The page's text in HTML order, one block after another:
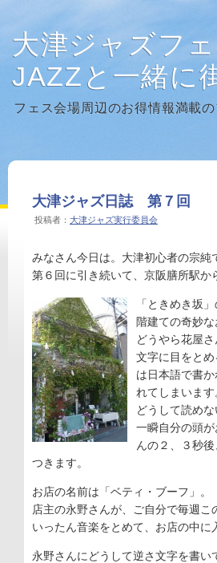
大津ジャズフ
JAZZと一緒に
フェス会場周辺のお得情報満載の
大津ジャズ日誌 第７回
投稿者： 大津ジャズ実行委員会
みなさん今日は。大津初心者の宗純
第６回に引き続いて、京阪膳所駅
「ときめき坂
階建ての奇妙な
どうやら花屋
文字に目をと
は日本語で書
れてしまいます
どうして読め
一瞬自分の頭
んの２、３秒
つきます。
お店の名前は「ベティ・ブーフ」。
店主の永野さんが、ご自分で毎週
いったん音楽をとめて、お店の中に
永野さんにどうして逆さ文字を書い